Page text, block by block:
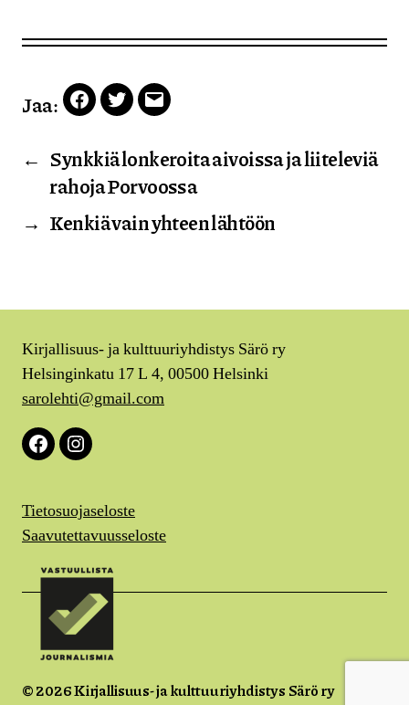
Jaa: Facebook
TwitterEmail
← Synkkiä lonkeroita aivoissa ja liiteleviä
rahoja Porvoossa
→ Kenkiä vain yhteen lähtöön
Kirjallisuus- ja kulttuuriyhdistys Särö ry
Helsinginkatu 17 L 4, 00500 Helsinki
sarolehti@gmail.com
FacebookInstagram
Tietosuojaseloste
Saavutettavuusseloste
© 2026Kirjallisuus- ja kulttuuriyhdistys Särö ry